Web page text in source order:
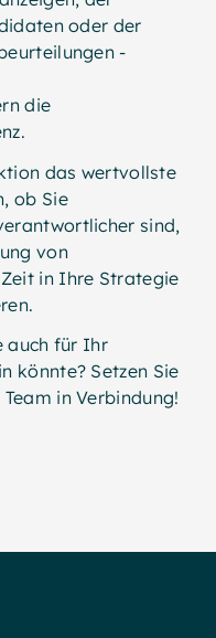
oder der
-
die
das wertvollste
ob Sie
sind,
von
in Ihre Strategie
auch für Ihr
könnte? Setzen Sie
in Verbindung!